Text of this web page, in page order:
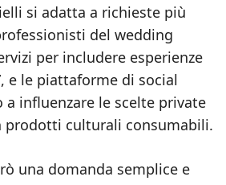
si adatta a richieste più
del wedding
per includere esperienze
e le piattaforme di social
influenzare le scelte private
prodotti culturali consumabili.
una domanda semplice e